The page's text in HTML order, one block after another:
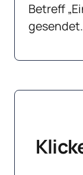
Betreff